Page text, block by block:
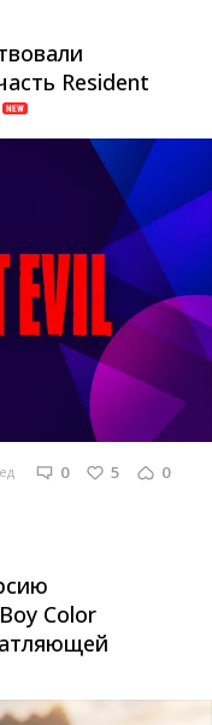
Resident
0 5 0
Color